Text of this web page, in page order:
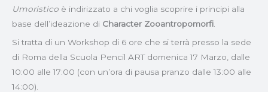
Umoristico è indirizzato a chi voglia scoprire i principi alla
base dell’ideazione di Character Zooantropomorfi.
Si tratta di un Workshop di 6 ore che si terrà presso la sede
di Roma della Scuola Pencil ART domenica 17 Marzo, dalle
10:00 alle 17:00 (con un’ora di pausa pranzo dalle 13:00 alle
14:00).